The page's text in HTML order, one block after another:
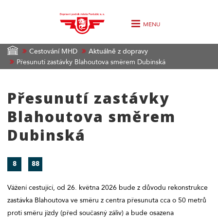
MENU
Cestování MHD
Aktuálně z dopravy
Přesunutí zastávky Blahoutova směrem Dubinská
Přesunutí zastávky
Blahoutova směrem
Dubinská
8 88
Vážení cestující, od 26. května 2026 bude z důvodu rekonstrukce
zastávka Blahoutova ve směru z centra přesunuta cca o 50 metrů
proti směru jízdy (před současný záliv) a bude osazena